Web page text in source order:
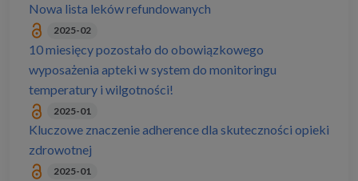
Nowa lista leków refundowanych
2025-02
10 miesięcy pozostało do obowiązkowego
wyposażenia apteki w system do monitoringu
temperatury i wilgotności!
2025-01
Kluczowe znaczenie adherence dla skuteczności opieki
zdrowotnej
2025-01